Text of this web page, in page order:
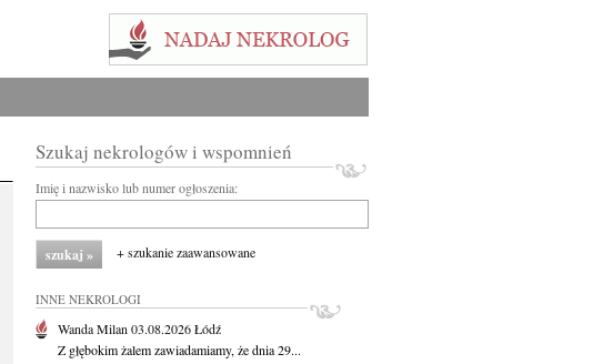
Szukaj nekrologów i wspomnień
Imię i nazwisko lub numer ogłoszenia:
+ szukanie zaawansowane
INNE NEKROLOGI
Wanda Milan 03.08.2026Łódź
Z głębokim żalem zawiadamiamy, że dnia 29...